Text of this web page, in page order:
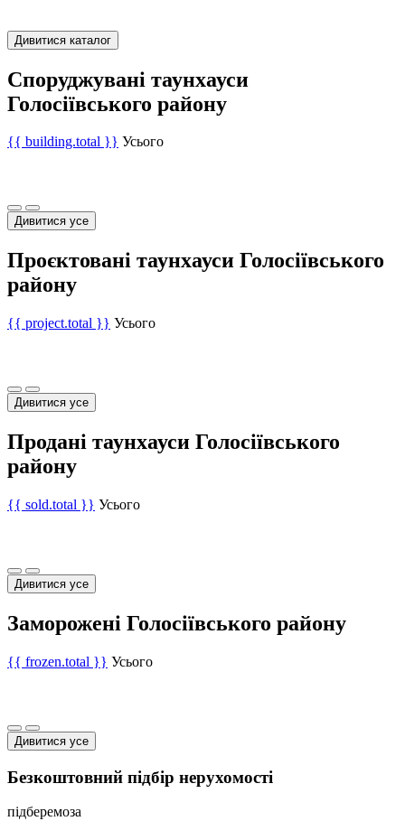
Дивитися каталог
Споруджувані таунхауси
Голосіївського району
{{ building.total }} Усього
Дивитися усе
Проєктовані таунхауси Голосіївського
району
{{ project.total }} Усього
Дивитися усе
Продані таунхауси Голосіївського
району
{{ sold.total }} Усього
Дивитися усе
Заморожені Голосіївського району
{{ frozen.total }} Усього
Дивитися усе
Безкоштовний підбір нерухомості
підберемоза